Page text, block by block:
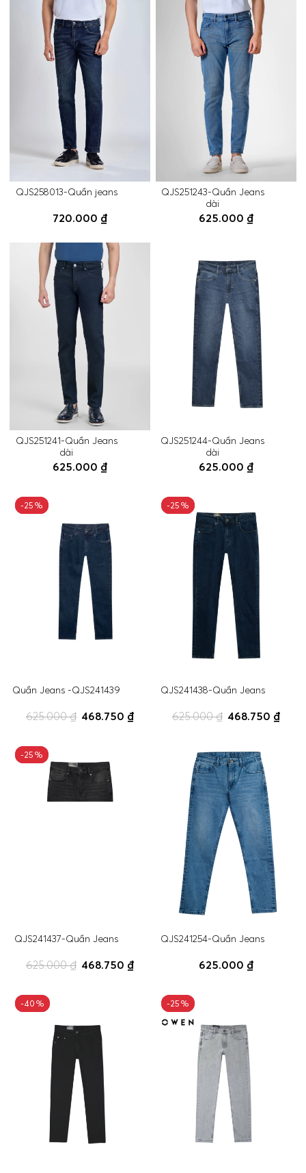
QJS258013-Quần jeans
720.000 ₫
QJS251243-Quần Jeans
dài
625.000 ₫
QJS251241-Quần Jeans
dài
625.000 ₫
QJS251244-Quần Jeans
dài
625.000 ₫
Quần Jeans -QJS241439
468.750 ₫
-25%
-25%
625.000 ₫
QJS241438-Quần Jeans
468.750 ₫
-25%
-25%
625.000 ₫
QJS241437-Quần Jeans
468.750 ₫
-25%
-25%
625.000 ₫
QJS241254-Quần Jeans
625.000 ₫
-40%
-40% -25%
-25%